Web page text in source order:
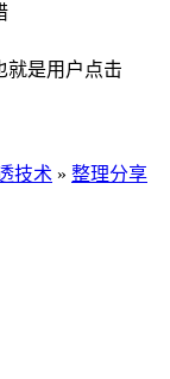
就是用户点击
技术 » 整理分享